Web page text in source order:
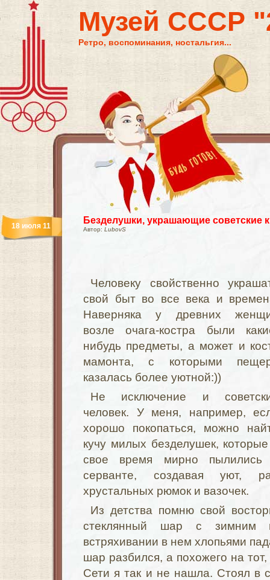
Музей СССР
Ретро, воспоминания, ностальгия...
Безделушки, украшающие советские
Автор: LubovS
18 июля 11
Человеку свойственно
свой быт во все века и
Наверняка у древних
возле очага-костра были
нибудь предметы, а может и
мамонта, с которыми
казалась более уютной:))
Не исключение и
человек. У меня, например,
хорошо покопаться, можно
кучу милых безделушек,
свое время мирно пылились
серванте, создавая уют,
хрустальных рюмок и вазочек.
Из детства помню свой
стеклянный шар с зимним
встряхивании в нем хлопьями
шар разбился, а похожего на
Сети я так и не нашла. Стоял в